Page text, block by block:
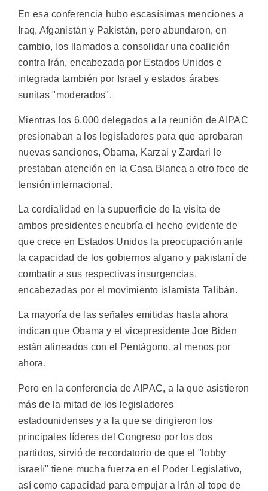
En esa conferencia hubo escasísimas menciones a
Iraq, Afganistán y Pakistán, pero abundaron, en
cambio, los llamados a consolidar una coalición
contra Irán, encabezada por Estados Unidos e
integrada también por Israel y estados árabes
sunitas "moderados".
Mientras los 6.000 delegados a la reunión de AIPAC
presionaban a los legisladores para que aprobaran
nuevas sanciones, Obama, Karzai y Zardari le
prestaban atención en la Casa Blanca a otro foco de
tensión internacional.
La cordialidad en la supuerficie de la visita de
ambos presidentes encubría el hecho evidente de
que crece en Estados Unidos la preocupación ante
la capacidad de los gobiernos afgano y pakistaní de
combatir a sus respectivas insurgencias,
encabezadas por el movimiento islamista Talibán.
La mayoría de las señales emitidas hasta ahora
indican que Obama y el vicepresidente Joe Biden
están alineados con el Pentágono, al menos por
ahora.
Pero en la conferencia de AIPAC, a la que asistieron
más de la mitad de los legisladores
estadounidenses y a la que se dirigieron los
principales líderes del Congreso por los dos
partidos, sirvió de recordatorio de que el "lobby
israelí" tiene mucha fuerza en el Poder Legislativo,
así como capacidad para empujar a Irán al tope de